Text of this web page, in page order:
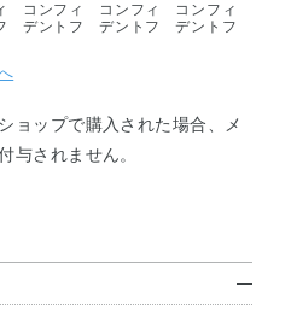
コンフィ
デントフ
コンフィ
デントフ
コンフィ
デントフ
リフトグ
リフトグ
リフトグ
リフトグ
リフトグ
ョップで購入された場合、メ
与されません。